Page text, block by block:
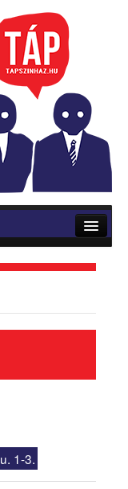
hogy jobban
1-3.